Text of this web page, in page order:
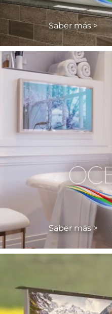
Saber más >
Saber más >